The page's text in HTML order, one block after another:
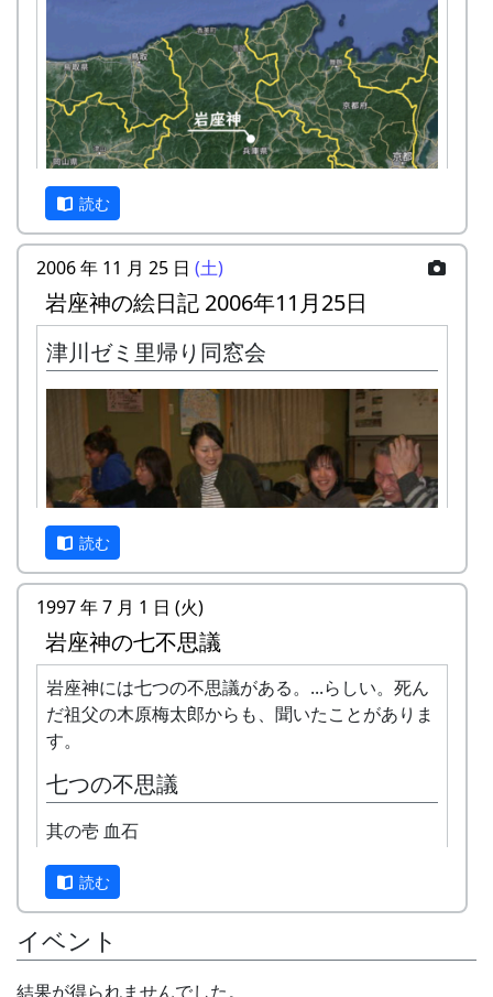
残念ながら、公共交通機関で岩座神に来るのは、
とっても大変です。最寄りの鉄道の駅 ( JR 西脇市
で1時間強かかります。
カーナビを使って車でおいで下さい。カーナビ
は、高価な車載型でなく、 スマートフォンの無料
アプリで十分です。以下の住所またはキーワード
で目的地を設定したら、間違いなく、岩座神まで
案内してくれます。
住所 : 兵庫県 多可郡多可町 加美区岩座神
キーワード : 岩座神、岩座神公会堂、クライ
ンガルテン岩座神、等々
注意点
冬季、降雪時には、冬用タイヤまたはチェーンが
必要になることがあります。かならず ライブカメ
ラ で、岩座神の様子をご確認ください。
カーナビが北ルート（峠越えの道）を提案する場
な南ルートを選んで下さい。
南ルートと北ルート
読む
2006 年 11 月 25 日 (土)
岩座神の絵日記 2006年11月25日
津川ゼミ里帰り同窓会
神戸大学農学部の津川先生の研究室にいた学生さ
んたちが岩座神に帰ってきた。
女四人、男二人、全員同期だそうだ。二三年前に
卒業したのかな。今は、大阪、京都、淡路、三
重、遠くは東京に散らばって、それぞれに活躍し
ている。
研究室にいた時に、津川先生と一緒によく岩座神
に来ていた人たちが、わざわざ岩座神に里帰りし
て同窓会を開いてくれた訳だ。イラストの「岩座
神マップ」を画いてくれたのも、この中のメンバ
読む
1997 年 7 月 1 日 (火)
岩座神の七不思議
岩座神には七つの不思議がある。...らしい。死ん
だ祖父の木原梅太郎からも、聞いたことがありま
す。
七つの不思議
其の壱 血石
読む
イベント
結果が得られませんでした。